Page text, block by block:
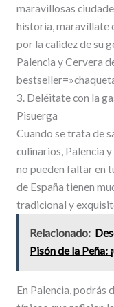
maravillosas
historia, maravíllate
por la calidez de su
Palencia y Cervera
3. Deléitate con la
Pisuerga
Cuando se trata de
culinarios, Palencia
no pueden faltar en
de España tienen
tradicional y
Relacionado:
Pisón de la Peña:
En Palencia, podrás